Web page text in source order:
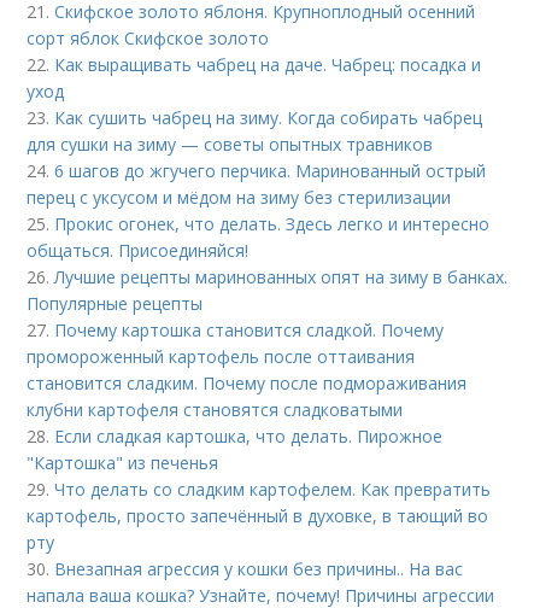
21.Скифское золото яблоня. Крупноплодный осенний
сорт яблок Скифское золото
22. Как выращивать чабрец на даче. Чабрец: посадка и
уход
23. Как сушить чабрец на зиму. Когда собирать чабрец
для сушки на зиму — советы опытных травников
24.6 шагов до жгучего перчика. Маринованный острый
перец с уксусом и мёдом на зиму без стерилизации
25. Прокис огонек, что делать. Здесь легко и интересно
общаться. Присоединяйся!
26.Лучшие рецепты маринованных опят на зиму в банках.
Популярные рецепты
27. Почему картошка становится сладкой. Почему
промороженный картофель после оттаивания
становится сладким. Почему после подмораживания
клубни картофеля становятся сладковатыми
28. Если сладкая картошка, что делать. Пирожное
"Картошка" из печенья
29.Что делать со сладким картофелем. Как превратить
картофель, просто запечённый в духовке, в тающий во
рту
30. Внезапная агрессия у кошки без причины.. На вас
напала ваша кошка? Узнайте, почему! Причины агрессии